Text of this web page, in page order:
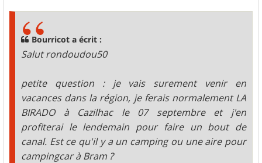
Bourricot a écrit :
Salut rondoudou50
petite question : je vais surement venir en
vacances dans la région, je ferais normalement LA
BIRADO à Cazilhac le 07 septembre et j'en
profiterai le lendemain pour faire un bout de
canal. Est ce qu'il y a un camping ou une aire pour
campingcar à Bram ?